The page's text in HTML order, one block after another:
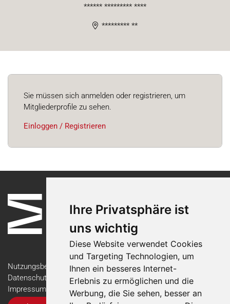
Ihre Privatsphäre ist
uns wichtig
Diese Website verwendet Cookies
und Targeting Technologien, um
Ihnen ein besseres Internet-
Erlebnis zu ermöglichen und die
Werbung, die Sie sehen, besser an
****** ********* ****
********* **
Sie müssen sich anmelden oder registrieren, um
Mitgliederprofile zu sehen.
Einloggen / Registrieren
Nutzungsbedingungen
Datenschutzerklärung
Impressum